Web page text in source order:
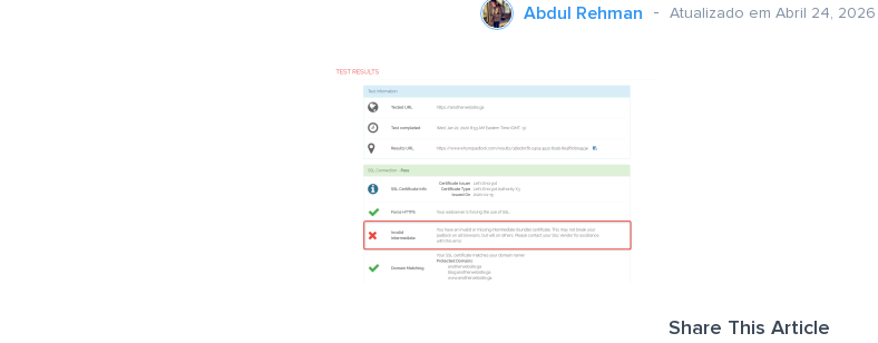
Abdul Rehman Atualizado em Abril 24, 2026
Share This Article